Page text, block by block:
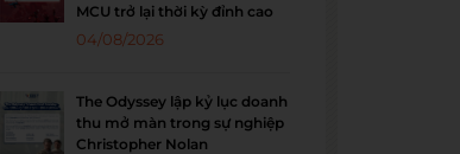
MCU trở lại thời kỳ đỉnh cao
04/08/2026
The Odyssey lập kỷ lục doanh
thu mở màn trong sự nghiệp
Christopher Nolan